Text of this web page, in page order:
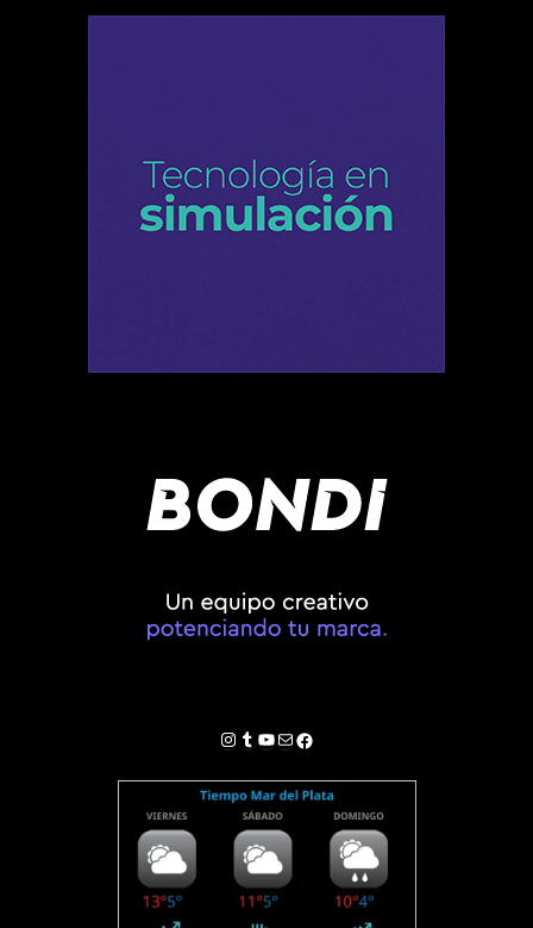
Instagram
Tumblr
YouTube
Correo electrónico
Facebook